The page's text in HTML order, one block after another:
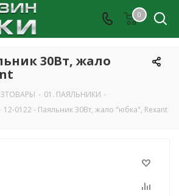
0
30Вт, жало
- 01. ПАЯЛЬНИКИ -
12-0122 - Паяльник 30Вт, жало "юбка", Rexant